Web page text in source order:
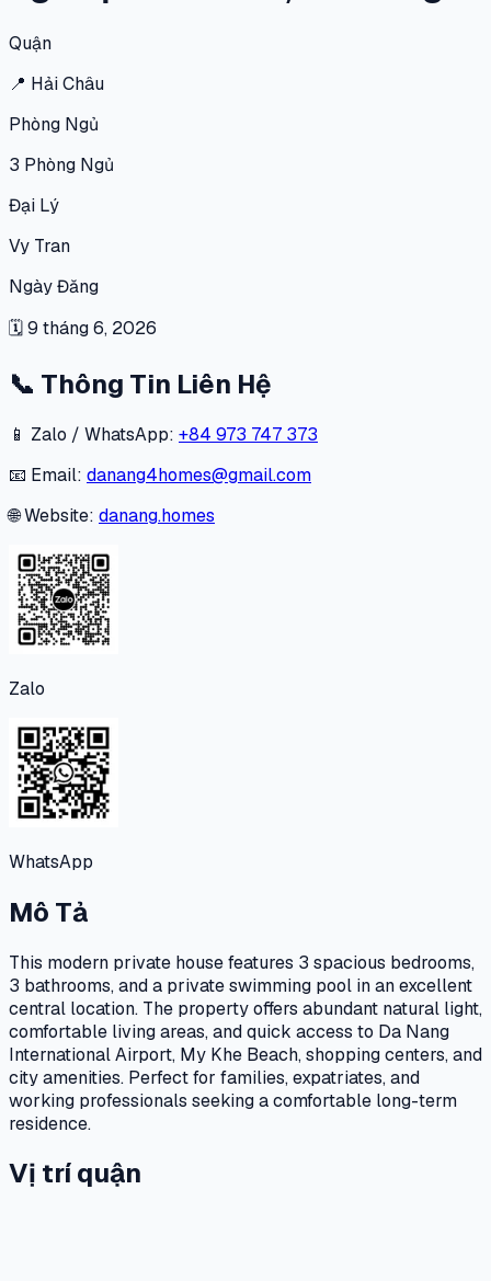
Quận
📍 Hải Châu
Phòng Ngủ
3 Phòng Ngủ
Đại Lý
Vy Tran
Ngày Đăng
🗓9 tháng 6, 2026
📞 Thông Tin Liên Hệ
📱 Zalo / WhatsApp: +84 973 747 373
📧 Email: danang4homes@gmail.com
🌐 Website: danang.homes
Zalo
WhatsApp
Mô Tả
This modern private house features 3 spacious bedrooms,
3 bathrooms, and a private swimming pool in an excellent
central location. The property offers abundant natural light,
comfortable living areas, and quick access to Da Nang
International Airport, My Khe Beach, shopping centers, and
city amenities. Perfect for families, expatriates, and
working professionals seeking a comfortable long-term
residence.
Vị trí quận